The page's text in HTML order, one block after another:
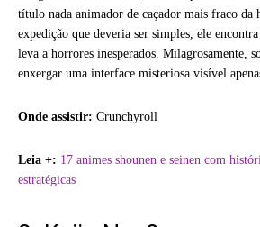
título nada animador de caçador mais fraco da
expedição que deveria ser simples, ele
leva a horrores inesperados. Milagrosamente,
enxergar uma interface misteriosa visível
Onde assistir: Crunchyroll
Leia +: 17 animes shounen e seinen com
estratégicas